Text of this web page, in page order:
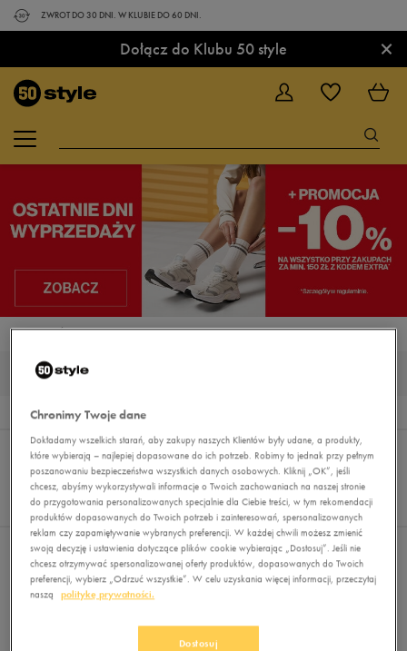
ZWROT DO 30 DNI. W KLUBIE DO 60 DNI.
Dołącz do Klubu 50 style ×
STRONA GŁÓWNA BUTY BUTY ZIMOWE
0
Wyników
Sortuj:
REKOMENDOWANE
FILTRUJ
Pokaż
60
z 0
Nie wybrano filtrów
Chronimy Twoje dane
Dokładamy wszelkich starań, aby zakupy naszych Klientów były udane, a produkty,
które wybierają – najlepiej dopasowane do ich potrzeb. Robimy to jednak przy pełnym
poszanowaniu bezpieczeństwa wszystkich danych osobowych. Kliknij „OK”, jeśli
chcesz, abyśmy wykorzystywali informacje o Twoich zachowaniach na naszej stronie
do przygotowania personalizowanych specjalnie dla Ciebie treści, w tym rekomendacji
produktów dopasowanych do Twoich potrzeb i zainteresowań, spersonalizowanych
reklam czy zapamiętywanie wybranych preferencji. W każdej chwili możesz zmienić
swoją decyzję i ustawienia dotyczące plików cookie wybierając „Dostosuj”. Jeśli nie
chcesz otrzymywać spersonalizowanej oferty produktów, dopasowanych do Twoich
preferencji, wybierz „Odrzuć wszystkie”. W celu uzyskania więcej informacji, przeczytaj
naszą
politykę prywatności.
Dostosuj